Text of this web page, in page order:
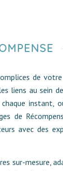
de
liens au sein
chaque instant,
de
avec des
sur-mesure,